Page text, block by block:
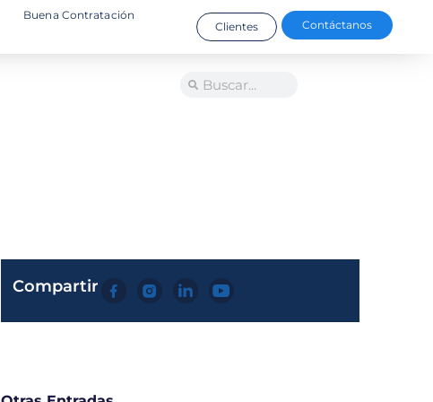
Buena Contratación
Clientes
Contáctanos
Compartir